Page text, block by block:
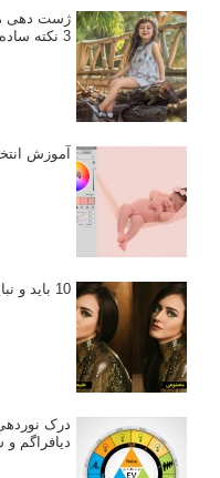
ژست دهی
3 نکته ساده برای بهبود عکاسی پرتره
آموزش
10 باید و نباید در روتوش عکس ها
دیافراگم